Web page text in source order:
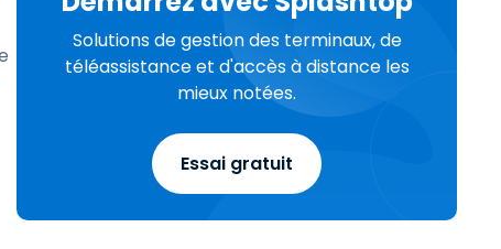
secteurs
Solutions de gestion des terminaux, de
téléassistance et d'accès à distance les
mieux notées.
Essai gratuit